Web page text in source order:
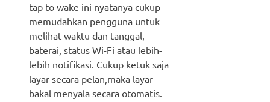
tap to wake ini nyatanya cukup
memudahkan pengguna untuk
melihat waktu dan tanggal,
baterai, status Wi-Fi atau lebih-
lebih notifikasi. Cukup ketuk saja
layar secara pelan,maka layar
bakal menyala secara otomatis.